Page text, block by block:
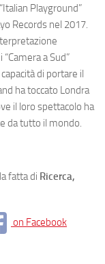
Playground”
Records nel 2017.
a Sud”
di portare il
ha toccato Londra
il loro spettacolo ha
da tutto il mondo.
fatta di Ricerca,
on Facebook